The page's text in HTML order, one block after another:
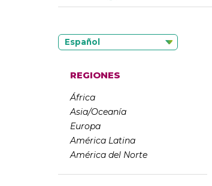
Español
REGIONES
África
Asia/Oceanía
Europa
América Latina
América del Norte